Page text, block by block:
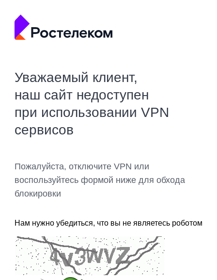
Уважаемый клиент,
наш сайт недоступен
при использовании VPN
сервисов
Пожалуйста, отключите VPN или
воспользуйтесь формой ниже для обхода
блокировки
Нам нужно убедиться, что вы не являетесь роботом